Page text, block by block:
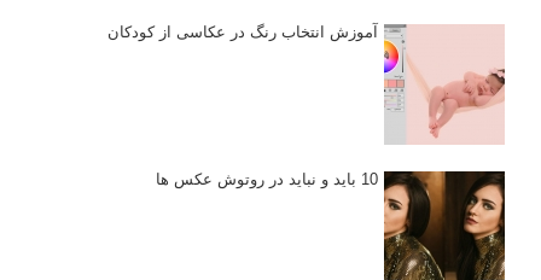
آموزش انتخاب رنگ در عکاسی از کودکان
10 باید و نباید در روتوش عکس ها